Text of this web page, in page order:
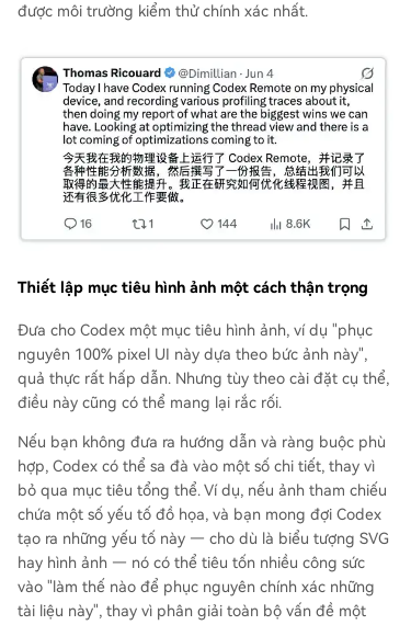
được môi trường kiểm thử chính xác nhất.
Thiết lập mục tiêu hình ảnh một cách thận trọng
Đưa cho Codex một mục tiêu hình ảnh, ví dụ "phục
nguyên 100% pixel UI này dựa theo bức ảnh này",
quả thực rất hấp dẫn. Nhưng tùy theo cài đặt cụ thể,
điều này cũng có thể mang lại rắc rối.
Nếu bạn không đưa ra hướng dẫn và ràng buộc phù
hợp, Codex có thể sa đà vào một số chi tiết, thay vì
bỏ qua mục tiêu tổng thể. Ví dụ, nếu ảnh tham chiếu
chứa một số yếu tố đồ họa, và bạn mong đợi Codex
tạo ra những yếu tố này — cho dù là biểu tượng SVG
hay hình ảnh — nó có thể tiêu tốn nhiều công sức
vào "làm thế nào để phục nguyên chính xác những
tài liệu này", thay vì phân giải toàn bộ vấn đề một